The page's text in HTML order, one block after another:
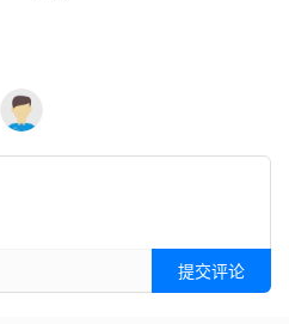
提交评论